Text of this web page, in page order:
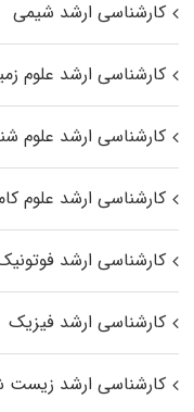
کارشناسی ارشد شیمی
کارشناسی ارشد علوم
کارشناسی ارشد علوم
کارشناسی ارشد علوم
کارشناسی ارشد
کارشناسی ارشد فیزیک
کارشناسی ارشد زیست‌